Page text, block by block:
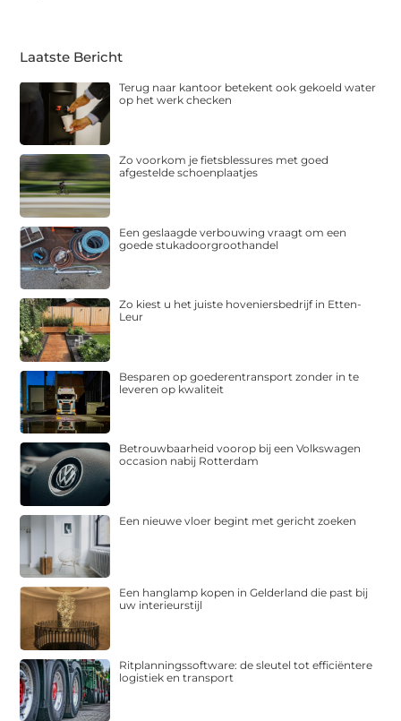
Laatste Bericht
Terug naar kantoor betekent ook gekoeld water
op het werk checken
Zo voorkom je fietsblessures met goed
afgestelde schoenplaatjes
Een geslaagde verbouwing vraagt om een
goede stukadoorgroothandel
Zo kiest u het juiste hoveniersbedrijf in Etten-
Leur
Besparen op goederentransport zonder in te
leveren op kwaliteit
Betrouwbaarheid voorop bij een Volkswagen
occasion nabij Rotterdam
Een nieuwe vloer begint met gericht zoeken
Een hanglamp kopen in Gelderland die past bij
uw interieurstijl
Ritplanningssoftware: de sleutel tot efficiëntere
logistiek en transport